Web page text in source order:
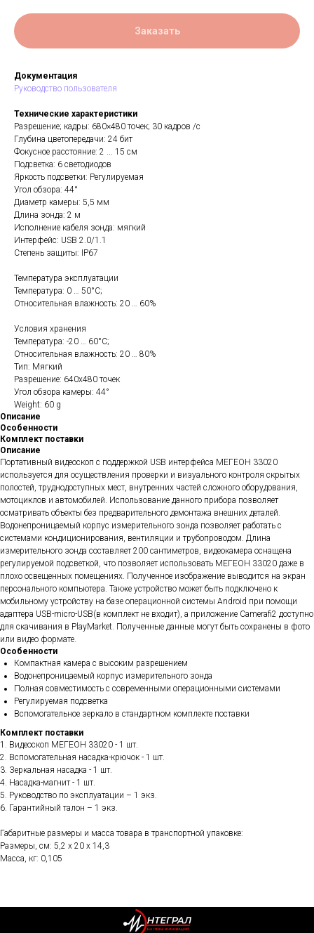
Заказать
Документация
Руководство пользователя
Технические характеристики
Разрешение; кадры: 680×480 точек; 30 кадров /с
Глубина цветопередачи: 24 бит
Фокусное расстояние: 2 ... 15 см
Подсветка: 6 светодиодов
Яркость подсветки: Регулируемая
Угол обзора: 44°
Диаметр камеры: 5,5 мм
Длина зонда: 2 м
Исполнение кабеля зонда: мягкий
Интерфейс: USB 2.0/1.1
Степень защиты: IP67
Температура эксплуатации
Температура: 0 … 50°С;
Относительная влажность: 20 … 60%
Условия хранения
Температура: -20 … 60°С;
Относительная влажность: 20 … 80%
Тип: Мягкий
Разрешение: 640х480 точек
Угол обзора камеры: 44°
Weight: 60 g
Описание
Особенности
Комплект поставки
Описание
Портативный видеоскоп с поддержкой USB интерфейса МЕГЕОН 33020
используется для осуществления проверки и визуального контроля скрытых
полостей, труднодоступных мест, внутренних частей сложного оборудования,
мотоциклов и автомобилей. Использование данного прибора позволяет
осматривать объекты без предварительного демонтажа внешних деталей.
Водонепроницаемый корпус измерительного зонда позволяет работать с
системами кондиционирования, вентиляции и трубопроводом. Длина
измерительного зонда составляет 200 сантиметров, видеокамера оснащена
регулируемой подсветкой, что позволяет использовать МЕГЕОН 33020 даже в
плохо освещенных помещениях. Полученное изображение выводится на экран
персонального компьютера. Также устройство может быть подключено к
мобильному устройству на базе операционной системы Android при помощи
адаптера USB-micro-USB(в комплект не входит), а приложение Camerafi2 доступно
для скачивания в PlayMarket. Полученные данные могут быть сохранены в фото
или видео формате.
Особенности
Компактная камера с высоким разрешением
Водонепроницаемый корпус измерительного зонда
Полная совместимость с современными операционными системами
Регулируемая подсветка
Вспомогательное зеркало в стандартном комплекте поставки
Комплект поставки
1. Видеоскоп МЕГЕОН 33020 - 1 шт.
2. Вспомогательная насадка-крючок - 1 шт.
3. Зеркальная насадка - 1 шт.
4. Насадка-магнит - 1 шт.
5. Руководство по эксплуатации – 1 экз.
6. Гарантийный талон – 1 экз.
Габаритные размеры и масса товара в транспортной упаковке:
Размеры, см: 5,2 x 20 x 14,3
Масса, кг: 0,105